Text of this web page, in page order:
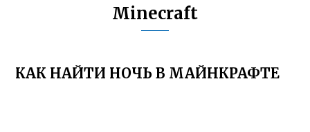
Minecraft
КАК НАЙТИ НОЧЬ В МАЙНКРАФТЕ